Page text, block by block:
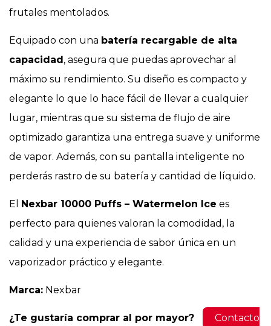
frutales mentolados.
Equipado con una batería recargable de alta
capacidad, asegura que puedas aprovechar al
máximo su rendimiento. Su diseño es compacto y
elegante lo que lo hace fácil de llevar a cualquier
lugar, mientras que su sistema de flujo de aire
optimizado garantiza una entrega suave y uniforme
de vapor. Además, con su pantalla inteligente no
perderás rastro de su batería y cantidad de líquido.
El Nexbar 10000 Puffs – Watermelon Ice es
perfecto para quienes valoran la comodidad, la
calidad y una experiencia de sabor única en un
vaporizador práctico y elegante.
Marca: Nexbar
¿Te gustaría comprar al por mayor?
Contacto